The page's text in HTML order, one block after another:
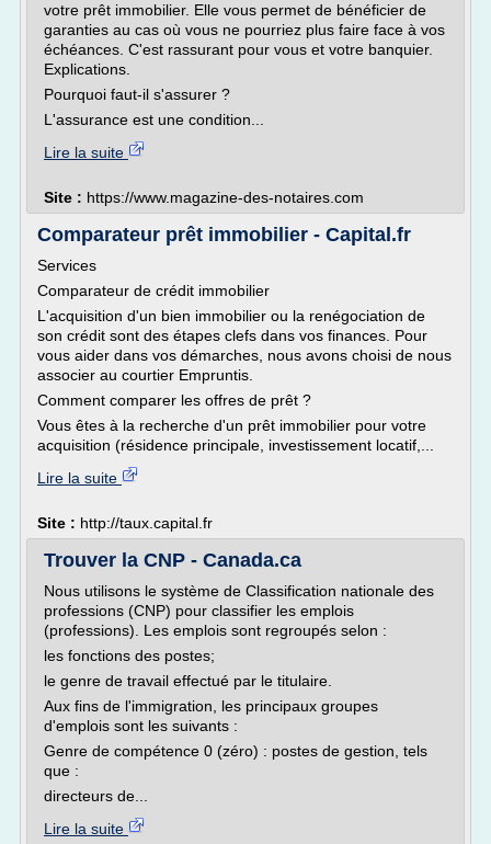
votre prêt immobilier. Elle vous permet de bénéficier de
garanties au cas où vous ne pourriez plus faire face à vos
échéances. C'est rassurant pour vous et votre banquier.
Explications.
Pourquoi faut-il s'assurer ?
L'assurance est une condition...
Lire la suite
Site : https://www.magazine-des-notaires.com
Comparateur prêt immobilier - Capital.fr
Services
Comparateur de crédit immobilier
L'acquisition d'un bien immobilier ou la renégociation de
son crédit sont des étapes clefs dans vos finances. Pour
vous aider dans vos démarches, nous avons choisi de nous
associer au courtier Empruntis.
Comment comparer les offres de prêt ?
Vous êtes à la recherche d'un prêt immobilier pour votre
acquisition (résidence principale, investissement locatif,...
Lire la suite
Site : http://taux.capital.fr
Trouver la CNP - Canada.ca
Nous utilisons le système de Classification nationale des
professions (CNP) pour classifier les emplois
(professions). Les emplois sont regroupés selon :
les fonctions des postes;
le genre de travail effectué par le titulaire.
Aux fins de l'immigration, les principaux groupes
d'emplois sont les suivants :
Genre de compétence 0 (zéro) : postes de gestion, tels
que :
directeurs de...
Lire la suite